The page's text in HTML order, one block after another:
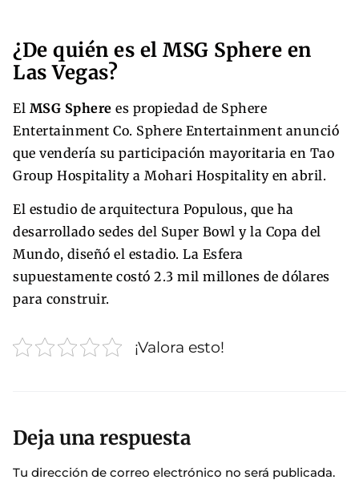
¿De quién es el MSG Sphere en
Las Vegas?
El MSG Sphere es propiedad de Sphere
Entertainment Co. Sphere Entertainment anunció
que vendería su participación mayoritaria en Tao
Group Hospitality a Mohari Hospitality en abril.
El estudio de arquitectura Populous, que ha
desarrollado sedes del Super Bowl y la Copa del
Mundo, diseñó el estadio. La Esfera
supuestamente costó 2.3 mil millones de dólares
para construir.
¡Valora esto!
Deja una respuesta
Tu dirección de correo electrónico no será publicada.